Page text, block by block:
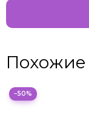
Похожие
−50%